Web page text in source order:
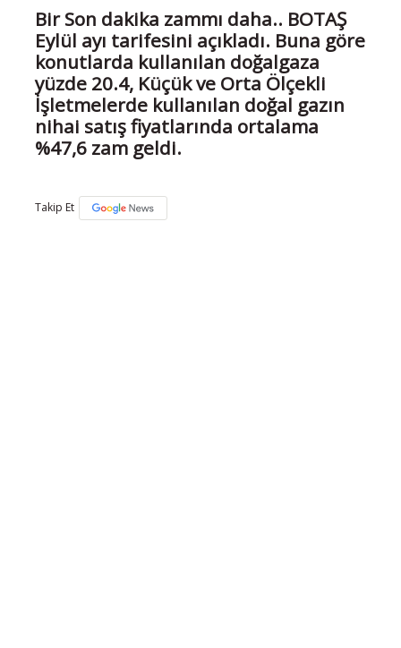
Bir Son dakika zammı daha.. BOTAŞ
Eylül ayı tarifesini açıkladı. Buna göre
konutlarda kullanılan doğalgaza
yüzde 20.4, Küçük ve Orta Ölçekli
İşletmelerde kullanılan doğal gazın
nihai satış fiyatlarında ortalama
%47,6 zam geldi.
Takip Et